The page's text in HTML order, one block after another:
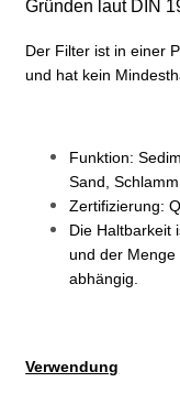
Gründen laut DIN
Der Filter ist in einer
und hat kein
Funktion:
Sand,
Zertifizierung:
Die Haltbarkeit
und der Menge
abhängig.
Verwendung